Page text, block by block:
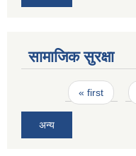
सामाजिक सुरक्षा
Pages« first
अन्य